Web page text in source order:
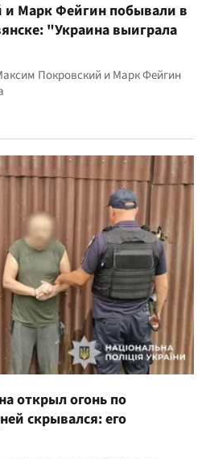
Марк Фейгин побывали в
"Украина выиграла
Покровский и Марк Фейгин
открыл огонь по
скрывался: его